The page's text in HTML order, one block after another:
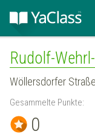
Rudolf-
Wöllersdorfer
Gesammelte Punkte:
0